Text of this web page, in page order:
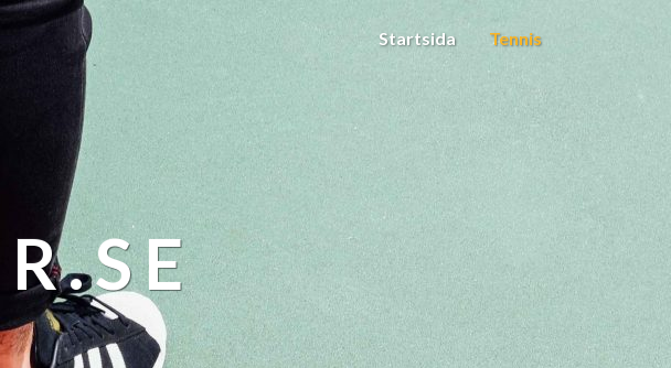
Startsida Tennis